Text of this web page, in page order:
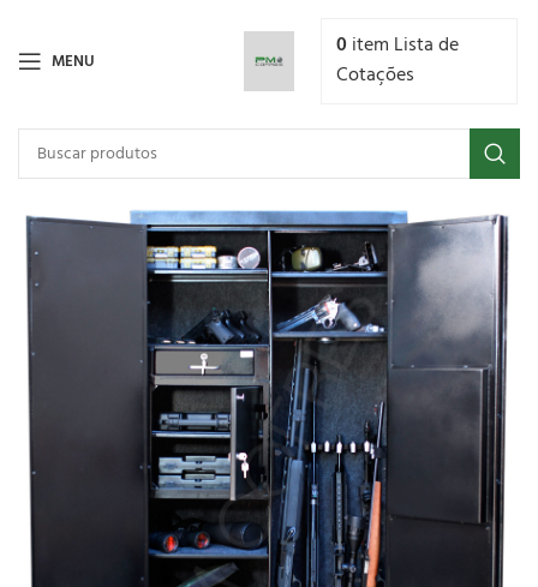
MENU 0 item Lista de
Cotações